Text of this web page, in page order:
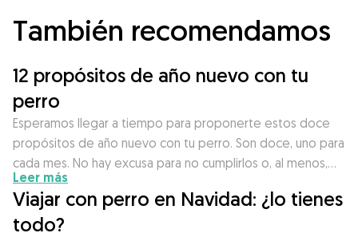
También recomendamos
12 propósitos de año nuevo con tu
perro
Esperamos llegar a tiempo para proponerte estos doce
propósitos de año nuevo con tu perro. Son doce, uno para
cada mes. No hay excusa para no cumplirlos o, al menos,…
Leer más
Viajar con perro en Navidad: ¿lo tienes
todo?